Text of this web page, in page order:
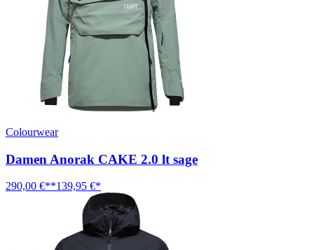
Colourwear
Damen Anorak CAKE 2.0 lt sage
290,00 €**139,95 €*